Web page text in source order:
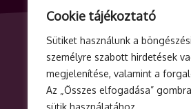
Cookie tájékoztató
Sütiket használunk a
személyre szabott hirdetések
megjelenítése, valamint a
Az „Összes elfogadása”
sütik használatához.
ELADÓ ADATAI
Seethaler Consulting Kft.
2335 Taksony, Mansfeld
ajtó